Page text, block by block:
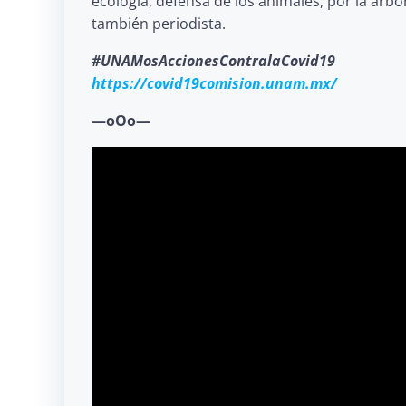
también periodista.
#UNAMosAccionesContralaCovid19
https://covid19comision.unam.mx/
—oOo—